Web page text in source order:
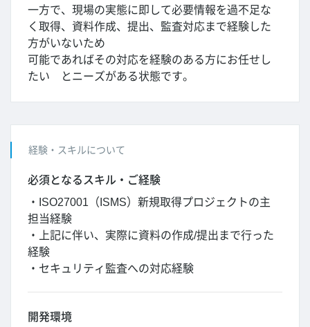
一方で、現場の実態に即して必要情報を過不足な
く取得、資料作成、提出、監査対応まで経験した
方がいないため
可能であればその対応を経験のある方にお任せし
たい とニーズがある状態です。
経験・スキルについて
必須となるスキル・ご経験
・ISO27001（ISMS）新規取得プロジェクトの主
担当経験
・上記に伴い、実際に資料の作成/提出まで行った
経験
・セキュリティ監査への対応経験
開発環境